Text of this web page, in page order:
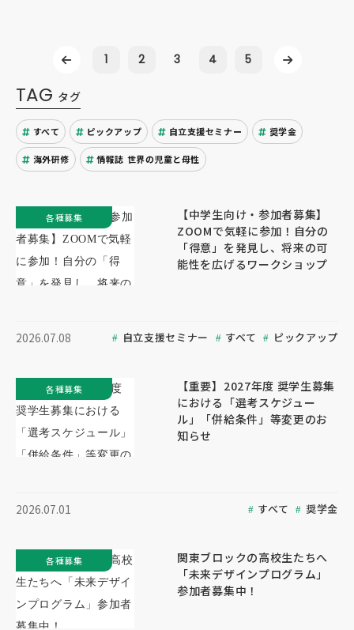
1 2 3 4 5
TAG タグ
すべて ピックアップ 自立支援セミナー 奨学金
海外研修 情報誌 世界の児童と母性
【中学生向け・参加者募集】
ZOOMで気軽に参加！自分の
「得意」を発見し、将来の可
能性を広げるワークショップ
2026.07.08 自立支援セミナー すべて ピックアップ
各種募集
【重要】2027年度 奨学生募集
における「選考スケジュー
ル」「併給条件」等変更のお
知らせ
2026.07.01 すべて 奨学金
各種募集
関東ブロックの高校生たちへ
「未来デザインプログラム」
参加者募集中！
各種募集